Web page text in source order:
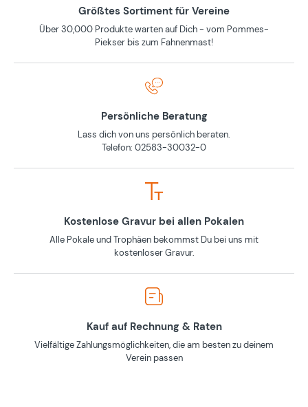
Größtes Sortiment für Vereine
Über 30,000 Produkte warten auf Dich - vom Pommes-
Piekser bis zum Fahnenmast!
Persönliche Beratung
Lass dich von uns persönlich beraten.
Telefon: 02583-30032-0
Kostenlose Gravur bei allen Pokalen
Alle Pokale und Trophäen bekommst Du bei uns mit
kostenloser Gravur.
Kauf auf Rechnung & Raten
Vielfältige Zahlungsmöglichkeiten, die am besten zu deinem
Verein passen